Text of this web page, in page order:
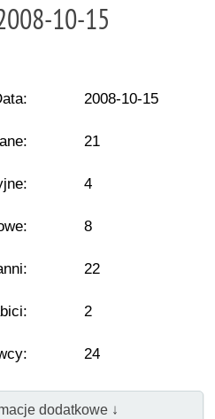
10-15
2008-10-15
21
4
8
22
2
24
dodatkowe ↓